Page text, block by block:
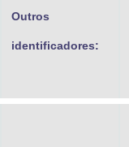
Outros
identificadores: